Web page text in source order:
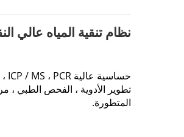
نظام تنقية المياه عالي
تطوير الأدوية ، الفحص الطبي ،
المتطورة.